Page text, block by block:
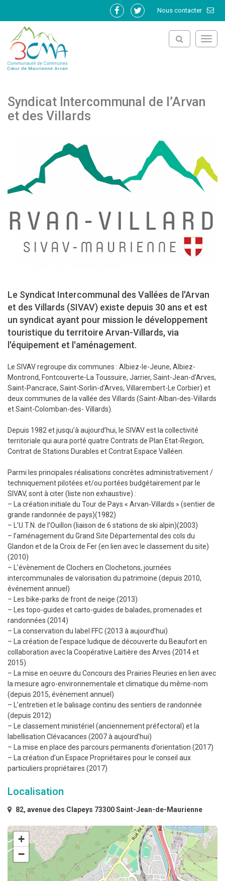
Nous contacter
Lien
Lien
Syndicat Intercommunal de l’Arvan
et des Villards
Le Syndicat Intercommunal des Vallées de l'Arvan
et des Villards (SIVAV) existe depuis 30 ans et est
un syndicat ayant pour mission le développement
touristique du territoire Arvan-Villards, via
l'équipement et l'aménagement.
Le SIVAV regroupe dix communes : Albiez-le-Jeune, Albiez-
Montrond, Fontcouverte-La Toussuire, Jarrier, Saint-Jean-d’Arves,
Saint-Pancrace, Saint-Sorlin-d’Arves, Villarembert-Le Corbier) et
deux communes de la vallée des Villards (Saint-Alban-des-Villards
et Saint-Colomban-des- Villards).
Depuis 1982 et jusqu’à aujourd’hui, le SIVAV est la collectivité
territoriale qui aura porté quatre Contrats de Plan Etat-Region,
Contrat de Stations Durables et Contrat Espace Valléen.
Parmi les principales réalisations concrètes administrativement /
techniquement pilotées et/ou portées budgétairement par le
SIVAV, sont à citer (liste non exhaustive) :
– La création initiale du Tour de Pays « Arvan-Villards » (sentier de
grande randonnée de pays)(1982)
– L’U.T.N. de l’Ouillon (liaison de 6 stations de ski alpin)(2003)
– l’aménagement du Grand Site Départemental des cols du
Glandon et de la Croix de Fer (en lien avec le classement du site)
(2010)
– L’évènement de Clochers en Clochetons, journées
intercommunales de valorisation du patrimoine (depuis 2010,
événement annuel)
– Les bike-parks de front de neige (2013)
– Les topo-guides et carto-guides de balades, promenades et
randonnées (2014)
– La conservation du label FFC (2013 à aujourd’hui)
– La création de l’espace ludique de découverte du Beaufort en
collaboration avec la Coopérative Laitière des Arves (2014 et
2015)
– La mise en oeuvre du Concours des Prairies Fleuries en lien avec
la mesure agro-environnementale et climatique du même-nom
(depuis 2015, événement annuel)
– L’entretien et le balisage continu des sentiers de randonnée
(depuis 2012)
– Le classement ministériel (anciennement préfectoral) et la
labellisation Clévacances (2007 à aujourd’hui)
– La mise en place des parcours permanents d’orientation (2017)
– La création d’un Espace Propriétaires pour le conseil aux
particuliers propriétaires (2017)
Localisation
82, avenue des Clapeys 73300 Saint-Jean-de-Maurienne
+
−